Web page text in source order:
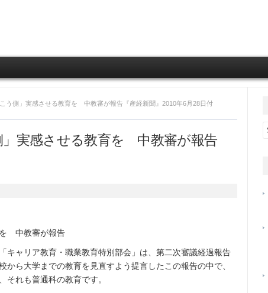
う側」実感させる教育を 中教審が報告『産経新聞』2010年6月28日付
」実感させる教育を 中教審が報告
を 中教審が報告
キャリア教育・職業教育特別部会」は、第二次審議経過報告
ら大学までの教育を見直すよう提言したこの報告の中で、
それも普通科の教育です。